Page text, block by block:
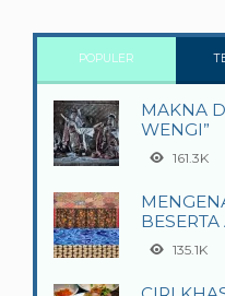
POPULER
MAKNA
WENGI”
161.3K
135.1K